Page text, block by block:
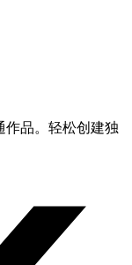
作品。轻松创建独